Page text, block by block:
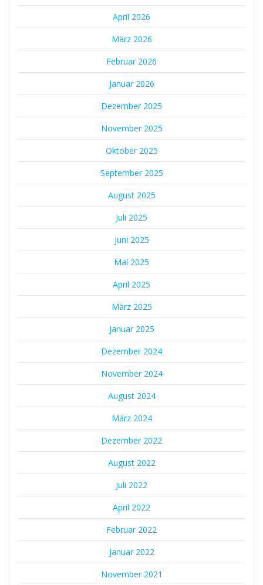
April 2026
März 2026
Februar 2026
Januar 2026
Dezember 2025
November 2025
Oktober 2025
September 2025
August 2025
Juli 2025
Juni 2025
Mai 2025
April 2025
März 2025
Januar 2025
Dezember 2024
November 2024
August 2024
März 2024
Dezember 2022
August 2022
Juli 2022
April 2022
Februar 2022
Januar 2022
November 2021